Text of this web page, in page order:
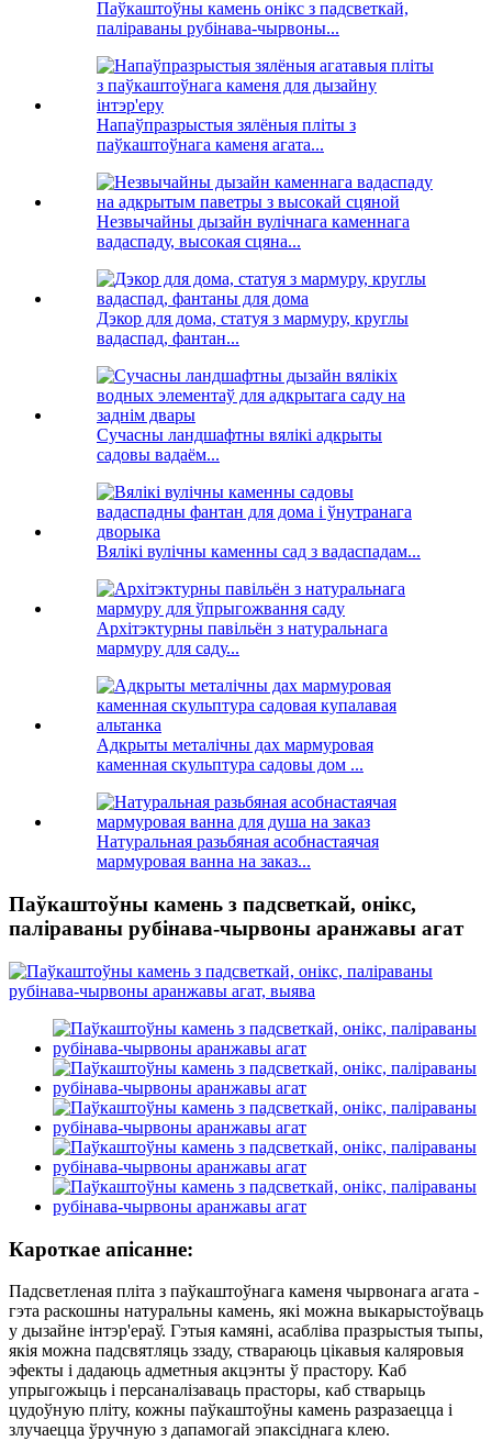
Паўкаштоўны камень онікс з падсветкай,
паліраваны рубінава-чырвоны...
Напаўпразрыстыя зялёныя пліты з
паўкаштоўнага каменя агата...
Незвычайны дызайн вулічнага каменнага
вадаспаду, высокая сцяна...
Дэкор для дома, статуя з мармуру, круглы
вадаспад, фантан...
Сучасны ландшафтны вялікі адкрыты
садовы вадаём...
Вялікі вулічны каменны сад з вадаспадам...
Архітэктурны павільён з натуральнага
мармуру для саду...
Адкрыты металічны дах мармуровая
каменная скульптура садовы дом ...
Натуральная разьбяная асобнастаячая
мармуровая ванна на заказ...
Паўкаштоўны камень з падсветкай, онікс,
паліраваны рубінава-чырвоны аранжавы агат
Кароткае апісанне:
Падсветленая пліта з паўкаштоўнага каменя чырвонага агата -
гэта раскошны натуральны камень, які можна выкарыстоўваць
у дызайне інтэр'ераў. Гэтыя камяні, асабліва празрыстыя тыпы,
якія можна падсвятляць ззаду, ствараюць цікавыя каляровыя
эфекты і дадаюць адметныя акцэнты ў прастору. Каб
упрыгожыць і персаналізаваць прасторы, каб стварыць
цудоўную пліту, кожны паўкаштоўны камень разразаецца і
злучаецца ўручную з дапамогай эпаксіднага клею.